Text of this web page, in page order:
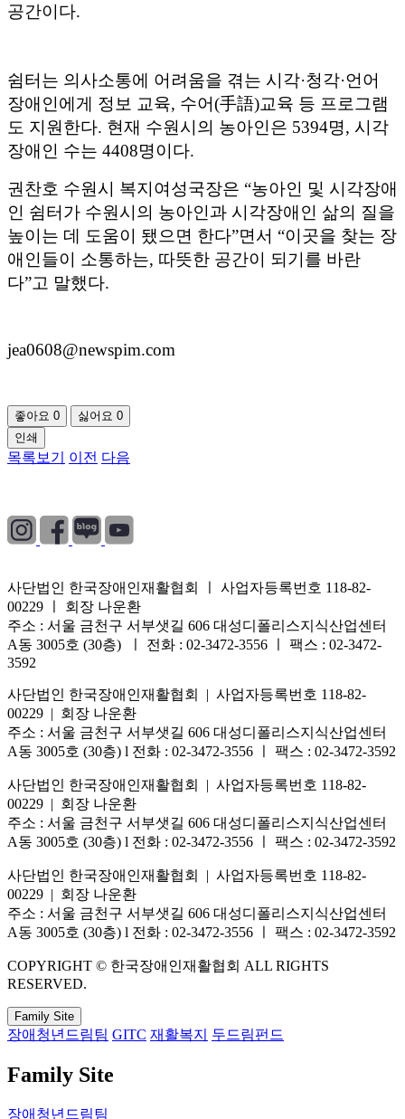
공간이다.
쉼터는 의사소통에 어려움을 겪는 시각·청각·언어
장애인에게 정보 교육, 수어(手語)교육 등 프로그램
도 지원한다. 현재 수원시의 농아인은 5394명, 시각
장애인 수는 4408명이다.
권찬호 수원시 복지여성국장은 “농아인 및 시각장애
인 쉼터가 수원시의 농아인과 시각장애인 삶의 질을
높이는 데 도움이 됐으면 한다”면서 “이곳을 찾는 장
애인들이 소통하는, 따뜻한 공간이 되기를 바란
다”고 말했다.
jea0608@newspim.com
좋아요 0 싫어요 0
인쇄
목록보기 이전 다음
사단법인 한국장애인재활협회 ㅣ 사업자등록번호 118-82-
00229 ㅣ 회장 나운환
주소 : 서울 금천구 서부샛길 606 대성디폴리스지식산업센터
A동 3005호 (30층) ㅣ 전화 : 02-3472-3556 ㅣ 팩스 : 02-3472-
3592
사단법인 한국장애인재활협회 | 사업자등록번호 118-82-
00229 | 회장 나운환
주소 : 서울 금천구 서부샛길 606 대성디폴리스지식산업센터
A동 3005호 (30층) l 전화 : 02-3472-3556 ㅣ 팩스 : 02-3472-3592
사단법인 한국장애인재활협회 | 사업자등록번호 118-82-
00229 | 회장 나운환
주소 : 서울 금천구 서부샛길 606 대성디폴리스지식산업센터
A동 3005호 (30층) l 전화 : 02-3472-3556 ㅣ 팩스 : 02-3472-3592
사단법인 한국장애인재활협회 | 사업자등록번호 118-82-
00229 | 회장 나운환
주소 : 서울 금천구 서부샛길 606 대성디폴리스지식산업센터
A동 3005호 (30층) l 전화 : 02-3472-3556 ㅣ 팩스 : 02-3472-3592
COPYRIGHT © 한국장애인재활협회 ALL RIGHTS
RESERVED.
Family Site
장애청년드림팀 GITC 재활복지 두드림펀드
Family Site
장애청년드림팀